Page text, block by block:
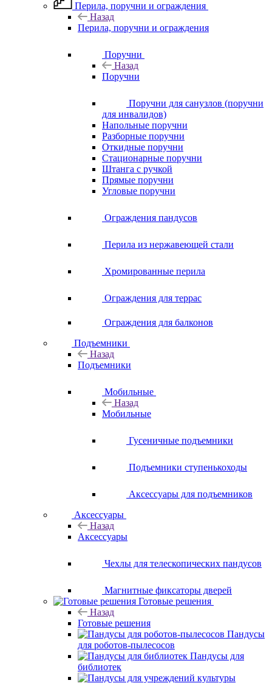
Перила, поручни и ограждения
Назад
Перила, поручни и ограждения
Поручни
Назад
Поручни
Поручни для санузлов (поручни
для инвалидов)
Напольные поручни
Разборные поручни
Откидные поручни
Стационарные поручни
Штанга с ручкой
Прямые поручни
Угловые поручни
Ограждения пандусов
Перила из нержавеющей стали
Хромированные перила
Ограждения для террас
Ограждения для балконов
Подъемники
Назад
Подъемники
Мобильные
Назад
Мобильные
Гусеничные подъемники
Подъемники ступенькоходы
Аксессуары для подъемников
Аксессуары
Назад
Аксессуары
Чехлы для телескопических пандусов
Магнитные фиксаторы дверей
Готовые решения
Назад
Готовые решения
Пандусы
для роботов-пылесосов
Пандусы для
библиотек